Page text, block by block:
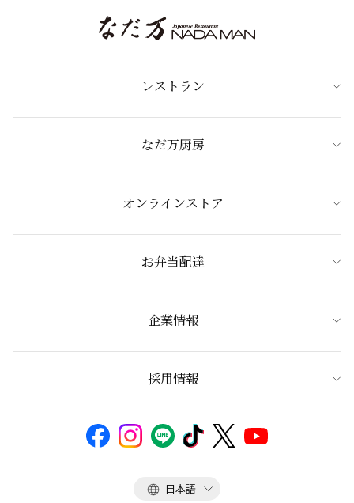
レストラン
なだ万厨房
オンラインストア
お弁当配達
企業情報
採用情報
言
日本語